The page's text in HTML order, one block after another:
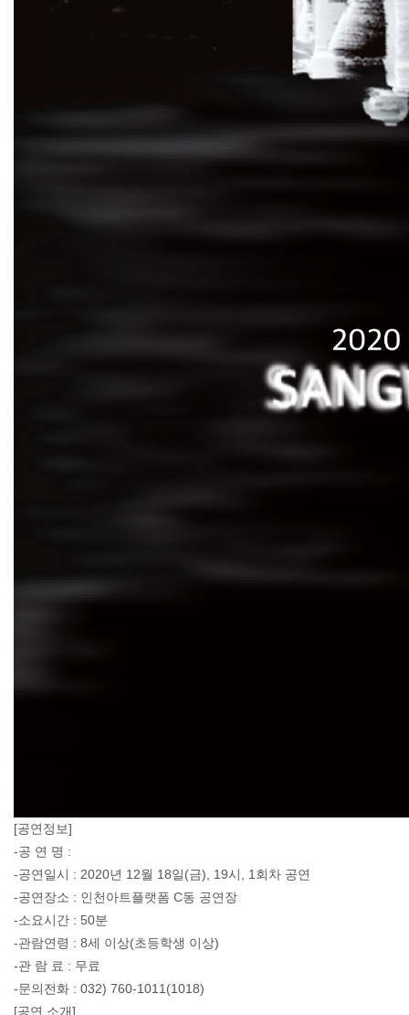
[공연정보]
-공 연 명 :
-공연일시 : 2020년 12월 18일(금), 19시, 1회차 공연
-공연장소 : 인천아트플랫폼 C동 공연장
-소요시간 : 50분
-관람연령 : 8세 이상(초등학생 이상)
-관 람 료 : 무료
-문의전화 : 032) 760-1011(1018)
[공연 소개]